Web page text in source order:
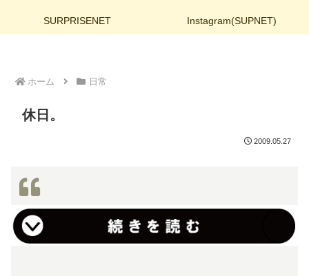
SURPRISENET Instagram(SUPNET)
ホーム 日常
休日。
2009.05.27